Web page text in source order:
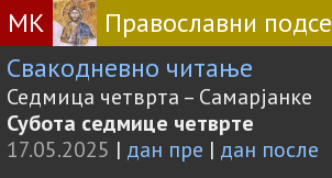
МК
Православни
Свакодневно читање
Седмица четврта – Самарјанке
Субота седмице четврте
17.05.2025 | дан пре | дан после